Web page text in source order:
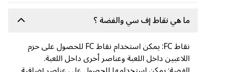
ما هي نقاط إف سي والفضة ؟
نقاط FC: يمكن استخدام نقاط FC للحصول على حزم
اللاعبين داخل اللعبة وعناصر أخرى داخل اللعبة.